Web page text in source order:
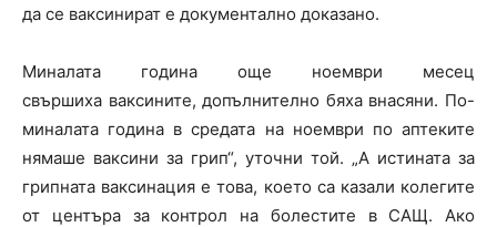
да се ваксинират е документално доказано.
Миналата година още ноември месец
свършиха ваксините, допълнително бяха внасяни. По-
миналата година в средата на ноември по аптеките
нямаше ваксини за грип“, уточни той. „А истината за
грипната ваксинация е това, което са казали колегите
от центъра за контрол на болестите в САЩ. Ако